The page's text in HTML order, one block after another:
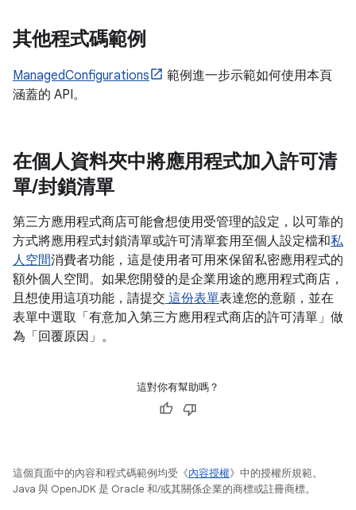
其他程式碼範例
ManagedConfigurations
範例進一步示範如何使用本頁
涵蓋的 API。
在個人資料夾中將應用程式加入許可清
單/封鎖清單
第三方應用程式商店可能會想使用受管理的設定，以可靠的
方式將應用程式封鎖清單或許可清單套用至個人設定檔和私
人空間消費者功能，這是使用者可用來保留私密應用程式的
額外個人空間。如果您開發的是企業用途的應用程式商店，
且想使用這項功能，請提交 這份表單表達您的意願，並在
表單中選取「有意加入第三方應用程式商店的許可清單」 做
為「回覆原因」 。
這對你有幫助嗎？
這個頁面中的內容和程式碼範例均受《內容授權》中的授權所規範。
Java 與 OpenJDK 是 Oracle 和/或其關係企業的商標或註冊商標。